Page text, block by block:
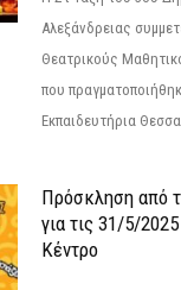
Αλεξάνδρειας
Θεατρικούς
που
Εκπαιδευτήρια
Πρόσκληση από
για τις 31/5/
Κέντρο